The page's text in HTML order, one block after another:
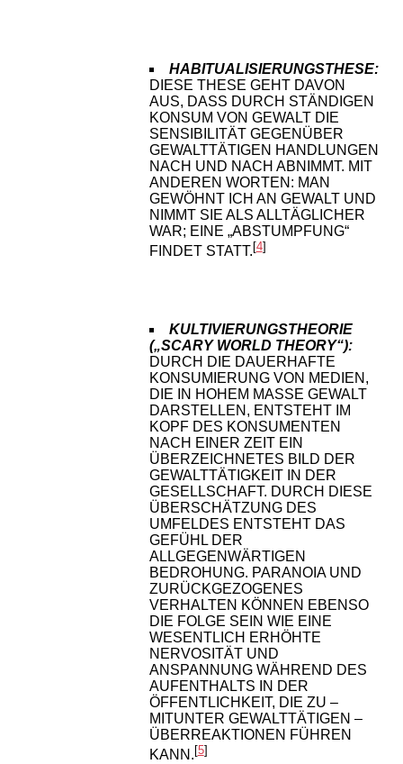
HABITUALISIERUNGSTHESE:
DIESE THESE GEHT DAVON
AUS, DASS DURCH STÄNDIGEN
KONSUM VON GEWALT DIE
SENSIBILITÄT GEGENÜBER
GEWALTTÄTIGEN HANDLUNGEN
NACH UND NACH ABNIMMT. MIT
ANDEREN WORTEN: MAN
GEWÖHNT ICH AN GEWALT UND
NIMMT SIE ALS ALLTÄGLICHER
WAR; EINE „ABSTUMPFUNG“
FINDET STATT. [4]
KULTIVIERUNGSTHEORIE
(„SCARY WORLD THEORY“):
DURCH DIE DAUERHAFTE
KONSUMIERUNG VON MEDIEN,
DIE IN HOHEM MASSE GEWALT D
ARSTELLEN, ENTSTEHT IM K
OPF DES KONSUMENTEN N
ACH EINER ZEIT EIN Ü
BERZEICHNETES BILD DER G
EWALTTÄTIGKEIT IN DER G
ESELLSCHAFT. DURCH DIESE Ü
BERSCHÄTZUNG DES U
MFELDES ENTSTEHT DAS G
EFÜHL DER A
LLGEGENWÄRTIGEN B
EDROHUNG. PARANOIA UND Z
URÜCKGEZOGENES V
ERHALTEN KÖNNEN EBENSO D
IE FOLGE SEIN WIE EINE W
ESENTLICH ERHÖHTE N
ERVOSITÄT UND A
NSPANNUNG WÄHREND DES A
UFENTHALTS IN DER Ö
FFENTLICHKEIT, DIE ZU – M
ITUNTER GEWALTTÄTIGEN – Ü
BERREAKTIONEN FÜHREN K
ANN. [5]